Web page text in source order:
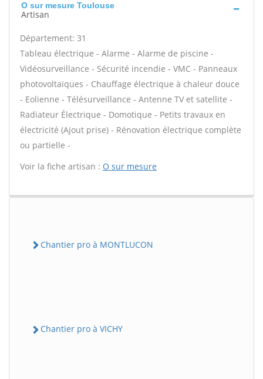
O sur mesure Toulouse
Artisan
Département: 31
Tableau électrique - Alarme - Alarme de piscine -
Vidéosurveillance - Sécurité incendie - VMC - Panneaux
photovoltaïques - Chauffage électrique à chaleur douce
- Eolienne - Télésurveillance - Antenne TV et satellite -
Radiateur Électrique - Domotique - Petits travaux en
électricité (Ajout prise) - Rénovation électrique complète
ou partielle -
Voir la fiche artisan : O sur mesure
Chantier pro à MONTLUCON
Chantier pro à VICHY